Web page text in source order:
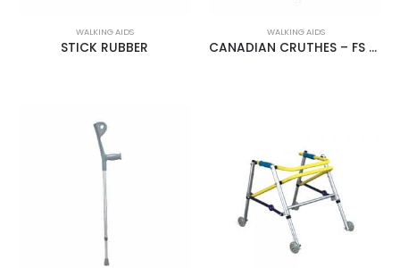
WALKING AIDS
STICK RUBBER
WALKING AIDS
CANADIAN CRUTHES – FS 923